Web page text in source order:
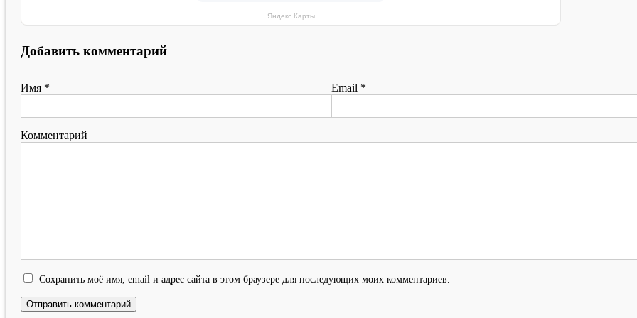
Яндекс Карты
Добавить комментарий
Имя * Email *
Комментарий
Сохранить моё имя, email и адрес сайта в этом браузере для последующих моих комментариев.